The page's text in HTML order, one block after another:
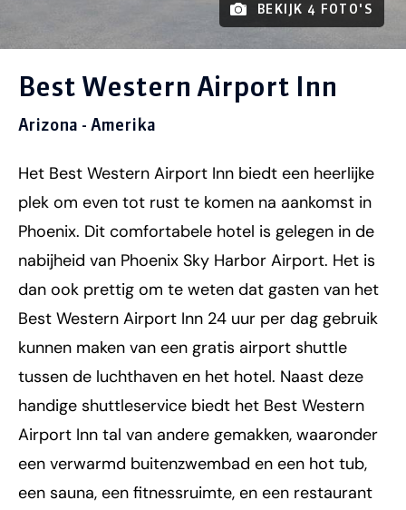
BEKIJK 4 FOTO'S
Best Western Airport Inn
Arizona - Amerika
Het Best Western Airport Inn biedt een heerlijke
plek om even tot rust te komen na aankomst in
Phoenix. Dit comfortabele hotel is gelegen in de
nabijheid van Phoenix Sky Harbor Airport. Het is
dan ook prettig om te weten dat gasten van het
Best Western Airport Inn 24 uur per dag gebruik
kunnen maken van een gratis airport shuttle
tussen de luchthaven en het hotel. Naast deze
handige shuttleservice biedt het Best Western
Airport Inn tal van andere gemakken, waaronder
een verwarmd buitenzwembad en een hot tub,
een sauna, een fitnessruimte, en een restaurant